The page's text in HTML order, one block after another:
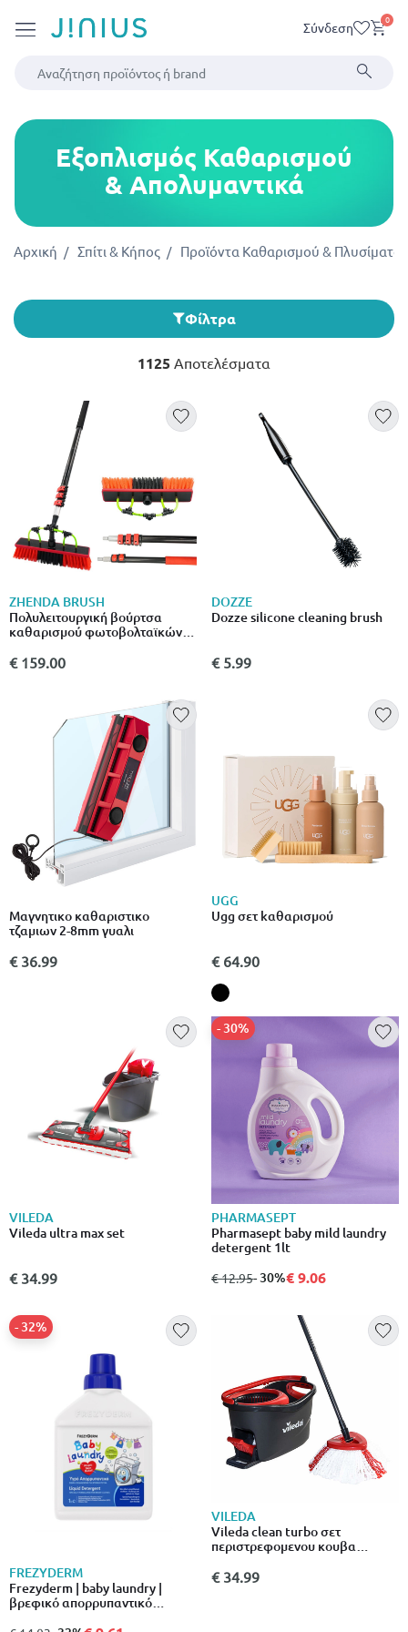
Σύνδεση 0
Εξοπλισμός Καθαρισμού
& Απολυμαντικά
Αρχική Σπίτι & Κήπος Προϊόντα Καθαρισμού & Πλυσίματος
Φίλτρα
1125 Αποτελέσματα
ZHENDA BRUSH
Πολυλειτουργική βούρτσα
καθαρισμού φωτοβολταϊκών
€ 159.00
DOZZE
Dozze silicone cleaning brush
€ 5.99
Μαγνητικο καθαριστικο
τζαμιων 2-8mm γυαλι
€ 36.99
UGG
Ugg σετ kαθαρισμού
€ 64.90
VILEDA
Vileda ultra max set
€ 34.99
PHARMASEPT
Pharmasept baby mild laundry
detergent 1lt
από
€ 12.95σε
- 30%
- 30%€ 9.06
FREZYDERM
Frezyderm | baby laundry |
βρεφικό απορρυπαντικό
- 32%
VILEDA
Vileda clean turbo σετ
περιστρεφομενου κουβα
€ 34.99